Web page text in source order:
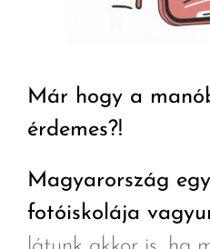
Már hogy a
érdemes?!
Magyarország
fotóiskolája